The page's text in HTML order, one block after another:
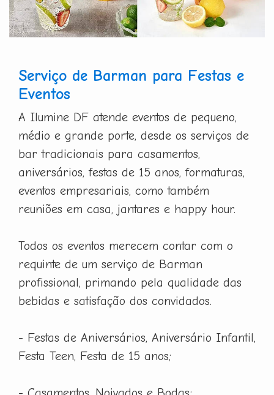
Serviço de Barman para Festas e
Eventos
A Ilumine DF atende eventos de pequeno,
médio e grande porte, desde os serviços de
bar tradicionais para casamentos,
aniversários, festas de 15 anos, formaturas,
eventos empresariais, como também
reuniões em casa, jantares e happy hour.
Todos os eventos merecem contar com o
requinte de um serviço de Barman
profissional, primando pela qualidade das
bebidas e satisfação dos convidados.
- Festas de Aniversários, Aniversário Infantil,
Festa Teen, Festa de 15 anos;